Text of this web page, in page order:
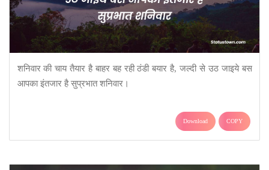
शनिवार की चाय तैयार है बाहर बह रही ठंडी बयार है, जल्दी से उठ जाइये बस
आपका इंतजार है सुप्रभात शनिवार।
Download COPY